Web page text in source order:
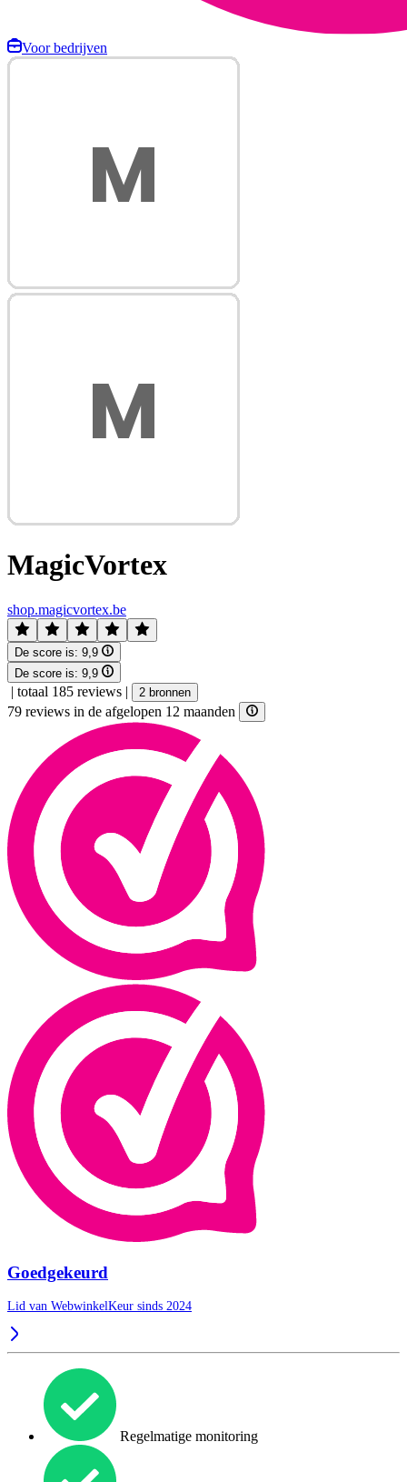
Voor bedrijven
MagicVortex
shop.magicvortex.be
De score is: 9,9
De score is: 9,9
| totaal 185 reviews | 2 bronnen
79 reviews in de afgelopen 12 maanden
Goedgekeurd
Lid van WebwinkelKeur sinds 2024
Regelmatige monitoring